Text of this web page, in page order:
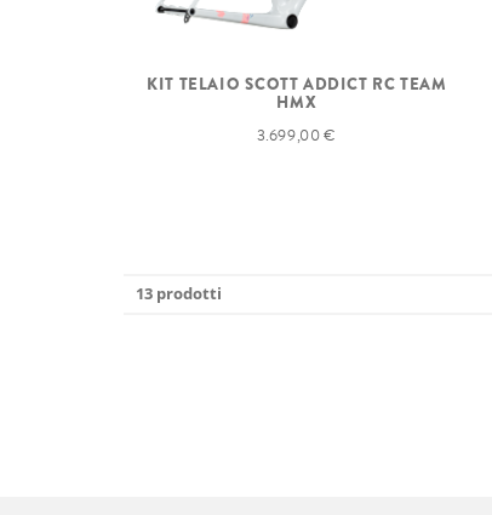
KIT TELAIO SCOTT ADDICT RC TEAM
HMX
3.699,00 €
13 prodotti